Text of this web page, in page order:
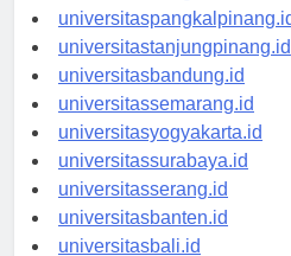
universitasbengkulu.id
universitaspangkalpinang.id
universitastanjungpinang.id
universitasbandung.id
universitassemarang.id
universitasyogyakarta.id
universitassurabaya.id
universitasserang.id
universitasbanten.id